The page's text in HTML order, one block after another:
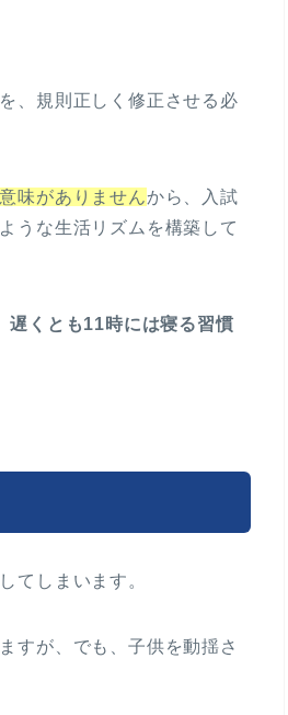
、規則正しく修正させる必
味がありませんから、入試
うな生活リズムを構築して
遅くとも11時には寝る習慣
てしまいます。
すが、でも、子供を動揺さ